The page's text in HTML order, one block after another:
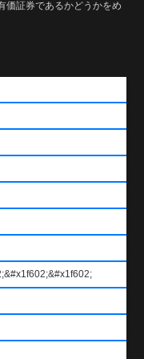
価証券であるかどうかをめ